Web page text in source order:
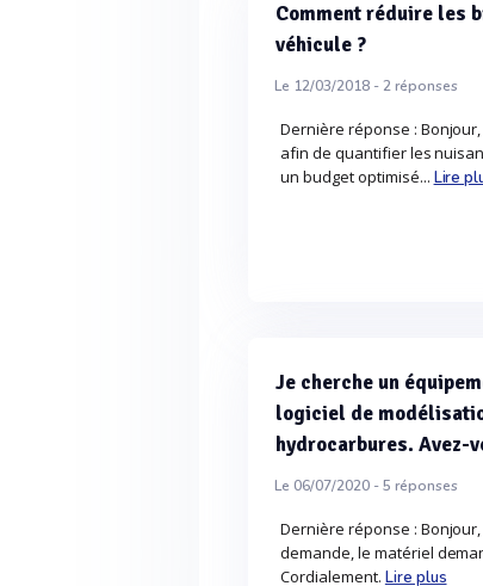
Comment réduire les
véhicule ?
Le 12/03/2018 -2réponses
Dernière réponse :
afin de quantifier les
un budget optimisé... Lire
Je cherche un
logiciel de
hydrocarbures. Avez-
Le 06/07/2020 -5 réponses
Dernière réponse :
demande, le matériel
Cordialement. Lire plus